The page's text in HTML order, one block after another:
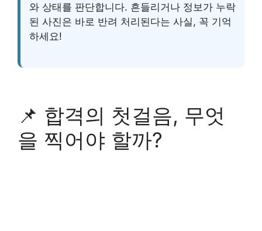
와 상태를 판단합니다. 흔들리거나 정보가 누락
된 사진은 바로 반려 처리된다는 사실, 꼭 기억
하세요!
📌 합격의 첫걸음, 무엇
을 찍어야 할까?